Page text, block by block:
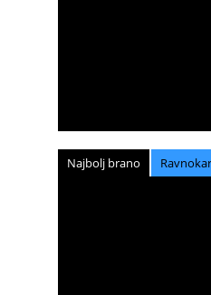
Najbolj brano